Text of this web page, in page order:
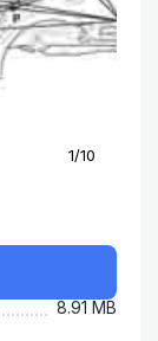
1/10
8.91 MB